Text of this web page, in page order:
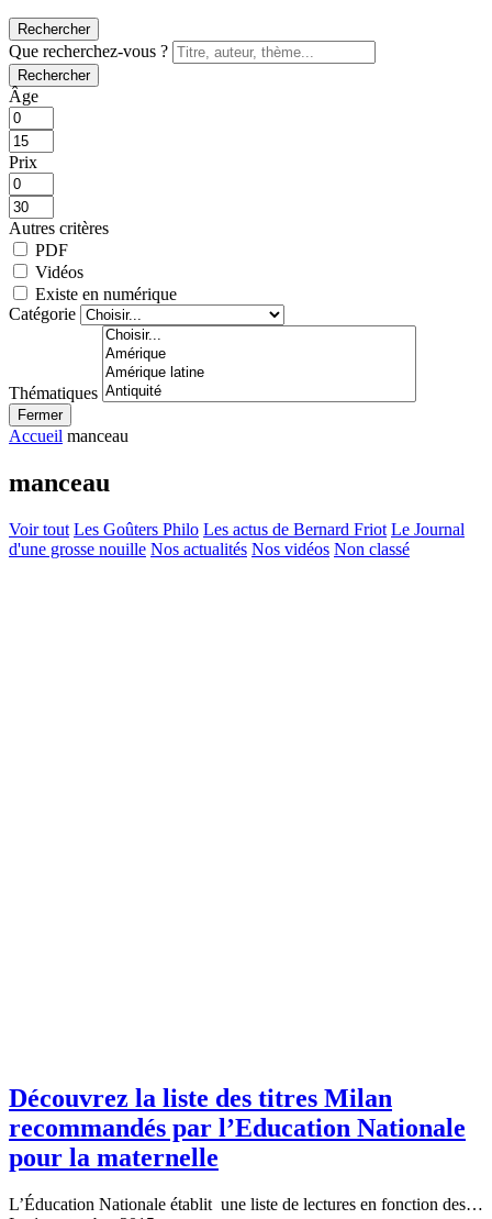
Rechercher
Que recherchez-vous ?
Rechercher
Âge
Prix
Autres critères
PDF
Vidéos
Existe en numérique
Catégorie
Thématiques
Fermer
Accueil manceau
manceau
Voir tout Les Goûters Philo Les actus de Bernard Friot Le Journal
d'une grosse nouille Nos actualités Nos vidéos Non classé
Découvrez la liste des titres Milan
recommandés par l’Education Nationale
pour la maternelle
L’Éducation Nationale établit une liste de lectures en fonction des…